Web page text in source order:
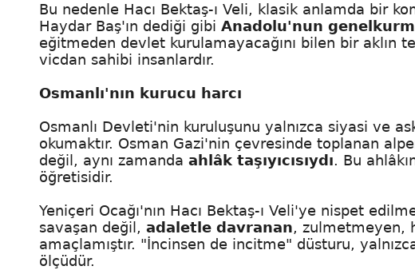
Bu nedenle Hacı Bektaş-ı Veli, klasik anlamda bir
Haydar Baş'ın dediği gibi Anadolu'nun
eğitmeden devlet kurulamayacağını bilen bir aklın
vicdan sahibi insanlardır.
Osmanlı'nın kurucu harcı
Osmanlı Devleti'nin kuruluşunu yalnızca siyasi ve
okumaktır. Osman Gazi'nin çevresinde toplanan
değil, aynı zamanda ahlâk taşıyıcısıydı. Bu
öğretisidir.
Yeniçeri Ocağı'nın Hacı Bektaş-ı Veli'ye nispet
savaşan değil, adaletle davranan, zulmetmeyen,
amaçlamıştır. "İncinsen de incitme" düsturu,
ölçüdür.